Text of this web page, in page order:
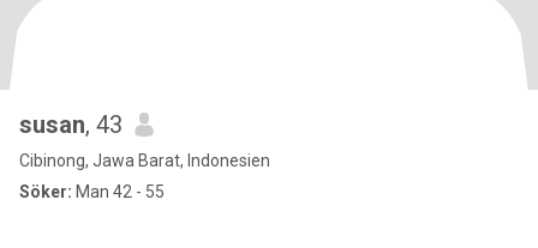
susan, 43
Cibinong, Jawa Barat, Indonesien
Söker: Man 42 - 55